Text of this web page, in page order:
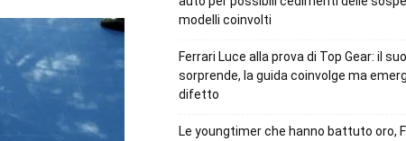
modelli coinvolti
Ferrari Luce alla prova di Top Gear: il
sorprende, la guida coinvolge ma
difetto
Le youngtimer che hanno battuto oro,